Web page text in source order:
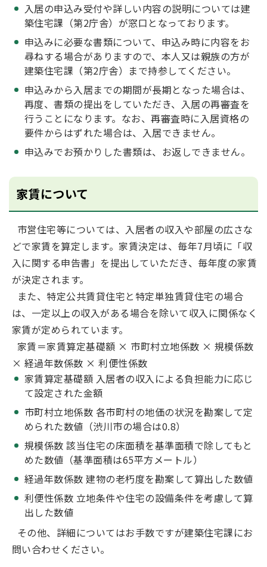
入居の申込み受付や詳しい内容の説明については建
築住宅課（第2庁舎）が窓口となっております。
申込みに必要な書類について、申込み時に内容をお
尋ねする場合がありますので、本人又は親族の方が
建築住宅課（第2庁舎）まで持参してください。
申込みから入居までの期間が長期となった場合は、
再度、書類の提出をしていただき、入居の再審査を
行うことになります。なお、再審査時に入居資格の
要件からはずれた場合は、入居できません。
申込みでお預かりした書類は、お返しできません。
家賃について
市営住宅等については、入居者の収入や部屋の広さな
どで家賃を算定します。家賃決定は、毎年7月頃に「収
入に関する申告書」を提出していただき、毎年度の家賃
が決定されます。
また、特定公共賃貸住宅と特定単独賃貸住宅の場合
は、一定以上の収入がある場合を除いて収入に関係なく
家賃が定められています。
家賃＝家賃算定基礎額 × 市町村立地係数 × 規模係数
× 経過年数係数 × 利便性係数
家賃算定基礎額 入居者の収入による負担能力に応じ
て設定された金額
市町村立地係数 各市町村の地価の状況を勘案して定
められた数値（渋川市の場合は0.8）
規模係数 該当住宅の床面積を基準面積で除してもと
めた数値（基準面積は65平方メートル）
経過年数係数 建物の老朽度を勘案して算出した数値
利便性係数 立地条件や住宅の設備条件を考慮して算
出した数値
その他、詳細についてはお手数ですが建築住宅課にお
問い合わせください。